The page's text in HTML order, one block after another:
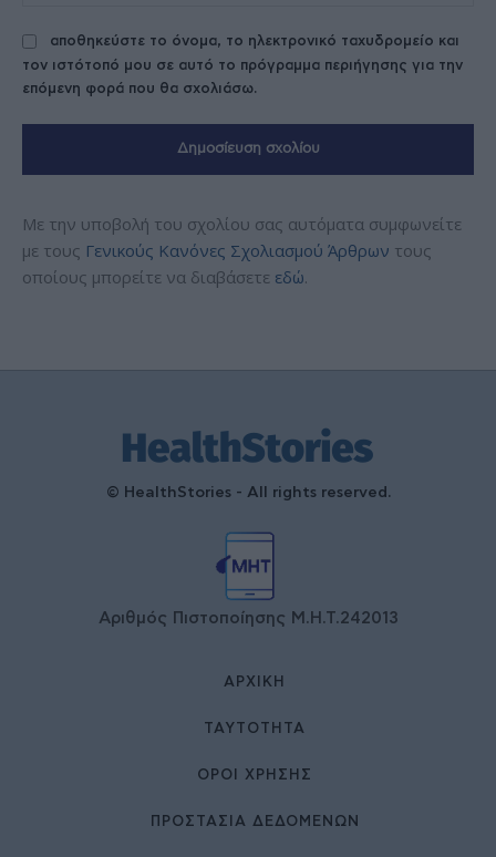
αποθηκεύστε το όνομα, το ηλεκτρονικό ταχυδρομείο και
τον ιστότοπό μου σε αυτό το πρόγραμμα περιήγησης για την
επόμενη φορά που θα σχολιάσω.
Με την υποβολή του σχολίου σας αυτόματα συμφωνείτε
με τους Γενικούς Κανόνες Σχολιασμού Άρθρων τους
οποίους μπορείτε να διαβάσετε εδώ.
© HealthStories - All rights reserved.
Αριθμός Πιστοποίησης Μ.Η.Τ.242013
ΑΡΧΙΚΉ
ΤΑΥΤΌΤΗΤΑ
ΌΡΟΙ ΧΡΉΣΗΣ
ΠΡΟΣΤΑΣΙΑ ΔΕΔΟΜΕΝΩΝ